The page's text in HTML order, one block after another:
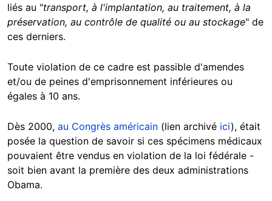
liés au "transport, à l'implantation, au traitement, à la
préservation, au contrôle de qualité ou au stockage" de
ces derniers.
Toute violation de ce cadre est passible d'amendes
et/ou de peines d'emprisonnement inférieures ou
égales à 10 ans.
Dès 2000, au Congrès américain (lien archivé ici), était
posée la question de savoir si ces spécimens médicaux
pouvaient être vendus en violation de la loi fédérale -
soit bien avant la première des deux administrations
Obama.